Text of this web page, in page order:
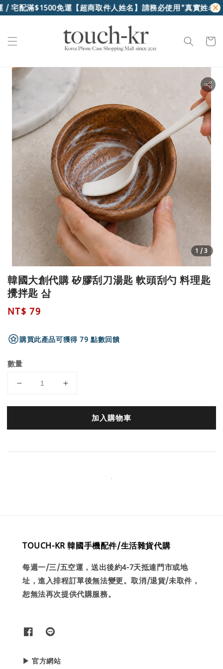
宅配滿$1500免運【超商取件人姓名】請務必使用"真實姓名"
1 /3
韓國大創代購 矽膠刮刀湯匙 軟頭刮勺 料理匙
攪拌匙 삼
Regular
NT$ 79
購買此產品可獲得 79 點數回饋
數量
加入購物車
TOUCH-KR 韓國手機配件/生活雜貨代購
每週一/三/五空運，送出後約4-7天抵達門市或地
址，進入排程訂單後無法變更。取消/退貨/未取件，
恕無法再次提供代購服務。
▶ 官方網站